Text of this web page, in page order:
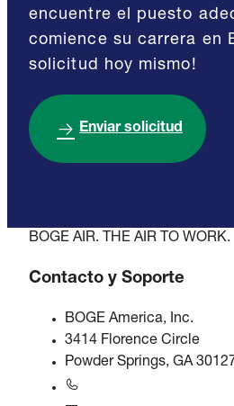
encuentre el puesto
comience su carrera en
solicitud hoy mismo!
Enviar solicitud
BOGE AIR. THE AIR TO WORK.
Contacto y Soporte
BOGE America, Inc.
3414 Florence Circle
Powder Springs, GA 30127